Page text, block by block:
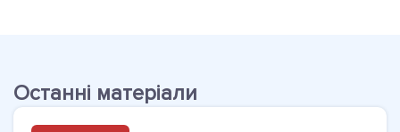
Останні матеріали